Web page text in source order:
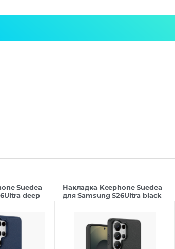
Suedea
deep
Накладка Keephone Suedea
для Samsung S26Ultra black